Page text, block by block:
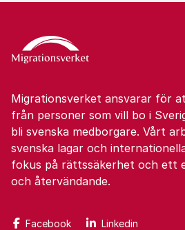
Migrationsverket ansvarar för
från personer som vill bo i
bli svenska medborgare. Vårt
svenska lagar och
fokus på rättssäkerhet och ett
och återvändande.
Facebook Linkedin